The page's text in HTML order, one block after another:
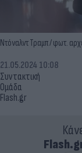
Ντόναλντ Τραμπ / φωτ.
Συντακτική
Ομάδα
Flash.gr
21.05.2024 10:08